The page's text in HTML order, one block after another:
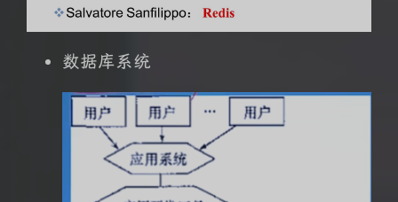
数据库系统